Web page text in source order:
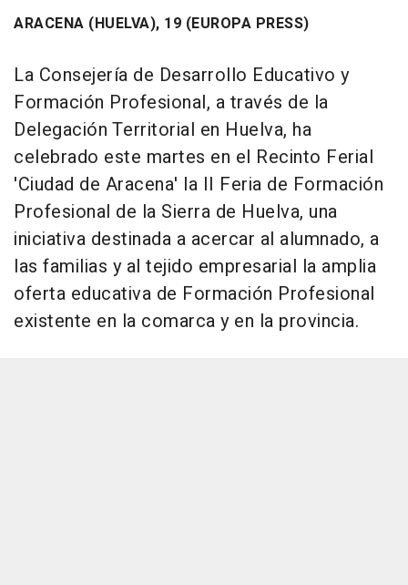
ARACENA (HUELVA), 19 (EUROPA PRESS)
La Consejería de Desarrollo Educativo y
Formación Profesional, a través de la
Delegación Territorial en Huelva, ha
celebrado este martes en el Recinto Ferial
'Ciudad de Aracena' la II Feria de Formación
Profesional de la Sierra de Huelva, una
iniciativa destinada a acercar al alumnado, a
las familias y al tejido empresarial la amplia
oferta educativa de Formación Profesional
existente en la comarca y en la provincia.